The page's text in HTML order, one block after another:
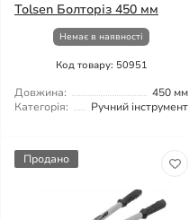
Tolsen Болторіз 450 мм
Немає в наявності
Код товару: 50951
Довжина:
450 мм
Категорія:
Ручний інструмент
Продано